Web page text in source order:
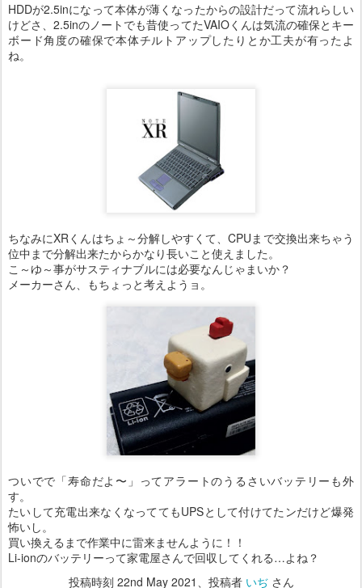
HDDが2.5inになって本体が薄くなったからの設計だって流れらしい
けどさ、2.5inのノートでも昔使ってたVAIOくんは気流の確保とキー
ボード角度の確保で本体チルトアップしたりとか工夫が有ったよ
ね。
ちなみにXRくんはちょ～分解しやすくて、CPUまで交換出来ちゃう
位中まで分解出来たからかなり長いこと使えました。
こ～ゆ～事がサスティナブルには必要なんじゃまいか？
メーカーさん、もちょっと考えようョ。
ついでで「寿命だよ〜」ってアラートのうるさいバッテリーも外
す。
たいして充電出来なくなっててもUPSとして付けてたンだけど爆発
怖いし。
買い換えるまで作業中に雷来ませんように！！
Li-ionのバッテリーって家電屋さんで回収してくれる…よね？
投稿時刻 22nd May 2021 、投稿者 いぢさん